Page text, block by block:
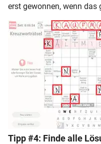
erst gewonnen, wenn das
Tipp #4: Finde alle